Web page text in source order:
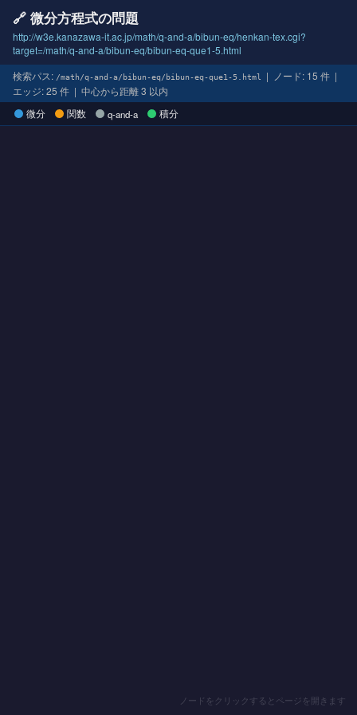
🔗 微分方程式の問題
http://w3e.kanazawa-it.ac.jp/math/q-and-a/bibun-eq/henkan-tex.cgi?
target=/math/q-and-a/bibun-eq/bibun-eq-que1-5.html
検索パス: /math/q-and-a/bibun-eq/bibun-eq-que1-5.html
| ノード: 15 件 |
エッジ: 25 件 | 中心から距離 3 以内
微分 関数 q-and-a 積分
ノードをクリックするとページを開きます